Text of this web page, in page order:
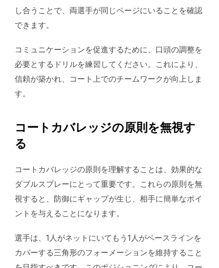
し合うことで、両選手が同じページにいることを確認
できます。
コミュニケーションを促進するために、口頭の調整を
必要とするドリルを練習してください。これにより、
信頼が築かれ、コート上でのチームワークが向上しま
す。
コートカバレッジの原則を無視す
る
コートカバレッジの原則を理解することは、効果的な
ダブルスプレーにとって重要です。これらの原則を無
視すると、防御にギャップが生じ、相手に簡単なポイ
ントを与えることになります。
選手は、1人がネットにいてもう1人がベースラインを
カバーする三角形のフォーメーションを維持すること